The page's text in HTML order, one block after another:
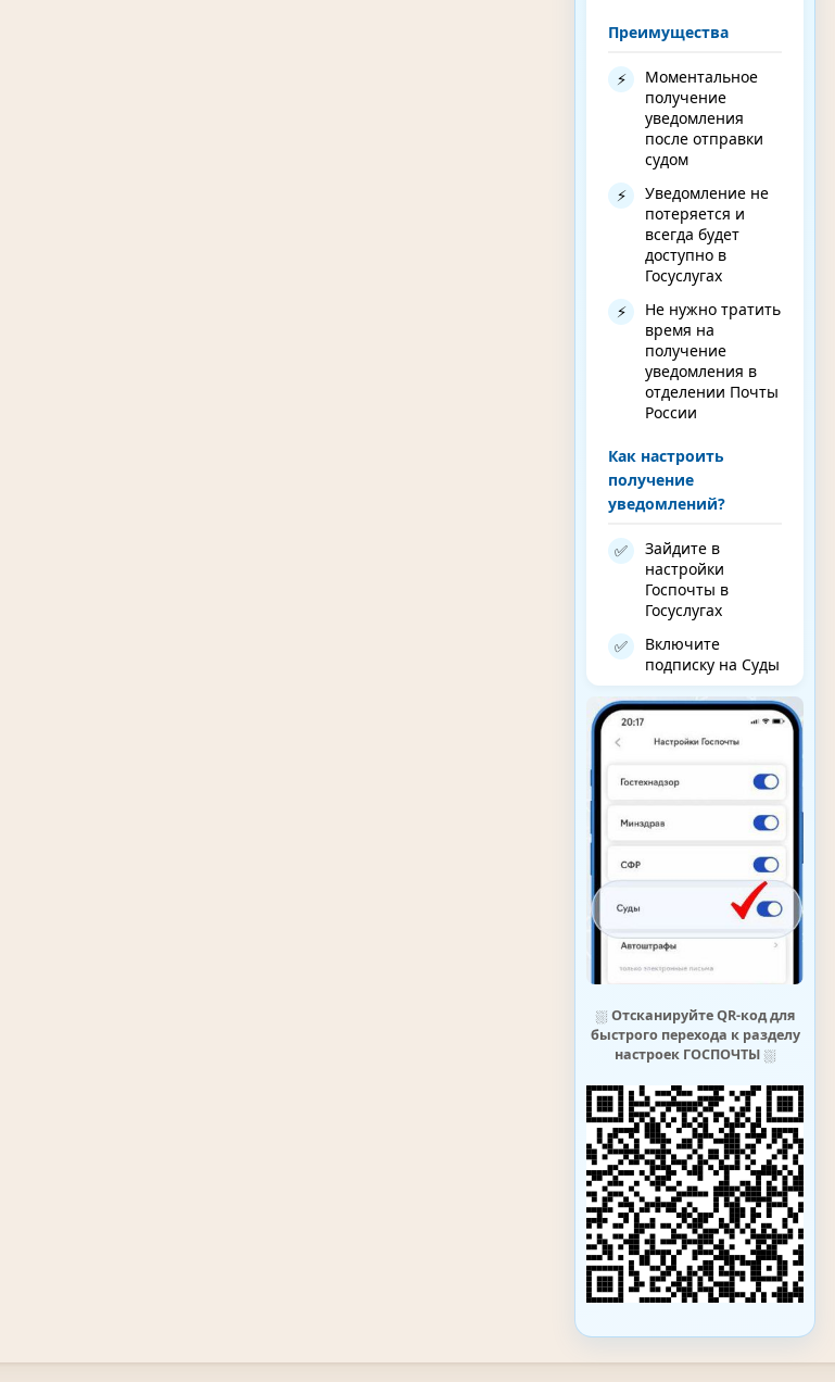
Преимущества
⚡
Моментальное
получение
уведомления
после отправки
судом
⚡
Уведомление не
потеряется и
всегда будет
доступно в
Госуслугах
⚡
Не нужно тратить
время на
получение
уведомления в
отделении Почты
России
Как настроить
получение
уведомлений?
✅
Зайдите в
настройки
Госпочты в
Госуслугах
✅
Включите
подписку на Суды
⛆ Отсканируйте QR-код для
быстрого перехода к разделу
настроек ГОСПОЧТЫ⛆